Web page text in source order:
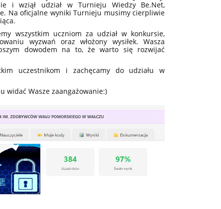
i wziął udział w Turnieju Wiedzy Be.Net,
Na oficjalne wyniki Turnieju musimy cierpliwie
wszystkim uczniom za udział w konkursie,
wyzwań oraz włożony wysiłek. Wasza
dowodem na to, że warto się rozwijać
uczestnikom i zachęcamy do udziału w
widać Wasze zaangażowanie:)